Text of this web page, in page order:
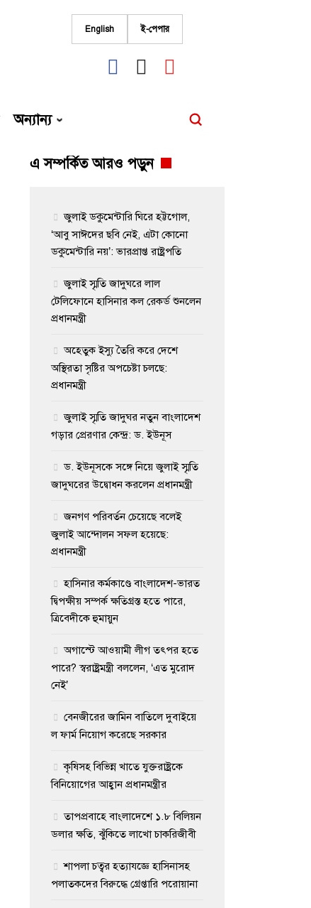
English ই-পেপার
fab
fa-
fab
fa-
অন্যান্য
এ সম্পর্কিত আরও পড়ুন
জুলাই ডকুমেন্টারি ঘিরে হট্টগোল,
‘আবু সাঈদের ছবি নেই, এটা কোনো
ডকুমেন্টারি নয়’: ভারপ্রাপ্ত রাষ্ট্রপতি
জুলাই স্মৃতি জাদুঘরে লাল
টেলিফোনে হাসিনার কল রেকর্ড শুনলেন
প্রধানমন্ত্রী
অহেতুক ইস্যু তৈরি করে দেশে
অস্থিরতা সৃষ্টির অপচেষ্টা চলছে:
প্রধানমন্ত্রী
জুলাই স্মৃতি জাদুঘর নতুন বাংলাদেশ
গড়ার প্রেরণার কেন্দ্র: ড. ইউনূস
ড. ইউনূসকে সঙ্গে নিয়ে জুলাই স্মৃতি
জাদুঘরের উদ্বোধন করলেন প্রধানমন্ত্রী
জনগণ পরিবর্তন চেয়েছে বলেই
জুলাই আন্দোলন সফল হয়েছে:
প্রধানমন্ত্রী
হাসিনার কর্মকাণ্ডে বাংলাদেশ-ভারত
দ্বিপক্ষীয় সম্পর্ক ক্ষতিগ্রস্ত হতে পারে,
ত্রিবেদীকে হুমায়ুন
অগাস্টে আওয়ামী লীগ তৎপর হতে
পারে? স্বরাষ্ট্রমন্ত্রী বললেন, ‘এত মুরোদ
নেই’
বেনজীরের জামিন বাতিলে দুবাইয়ে
ল ফার্ম নিয়োগ করেছে সরকার
কৃষিসহ বিভিন্ন খাতে যুক্তরাষ্ট্রকে
বিনিয়োগের আহ্বান প্রধানমন্ত্রীর
তাপপ্রবাহে বাংলাদেশে ১.৮ বিলিয়ন
ডলার ক্ষতি, ঝুঁকিতে লাখো চাকরিজীবী
শাপলা চত্বর হত্যাযজ্ঞে হাসিনাসহ
পলাতকদের বিরুদ্ধে গ্রেপ্তারি পরোয়ানা